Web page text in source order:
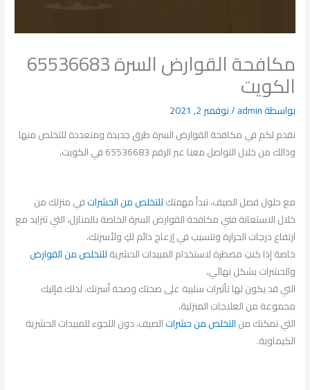
مكافحة القوارض السرة 65536683
الكويت
بواسطةadmin
/نوفمبر 2, 2021
نقدم لكم في مكافحة القوارض السرة طرق جديدة ومتعددة للتخلص منها
وذالك من خلال التواصل معنا عبر الرقم 65536683 في الكويت.
مع حلول فصل الصيف، تبدأ مهمتكللتخلص من الحشراتفي منزلك من
خلال الاستعانة فني مكافحة القوارض السرة الخاصة بالمنازل، التي تتزايد مع
ارتفاع درجات الحرارة وتتسبب في إزعاج دائم لكِ ولأسرتك،
خاصة إذا كنتِ مضطرة لاستخدام المبيدات الحشريةللتخلص من القوارض
والحشرات بشكل نهائي،
التي قد يكون لها تأثيرات سلبية على صحتك وصحة أسرتك، لذلك فإليك
مجموعة من العلاجات المنزلية،
التي تمكنك منالتخلص من حشراتالصيف، دون اللجوء للمبيدات الحشرية
الكيماوية.